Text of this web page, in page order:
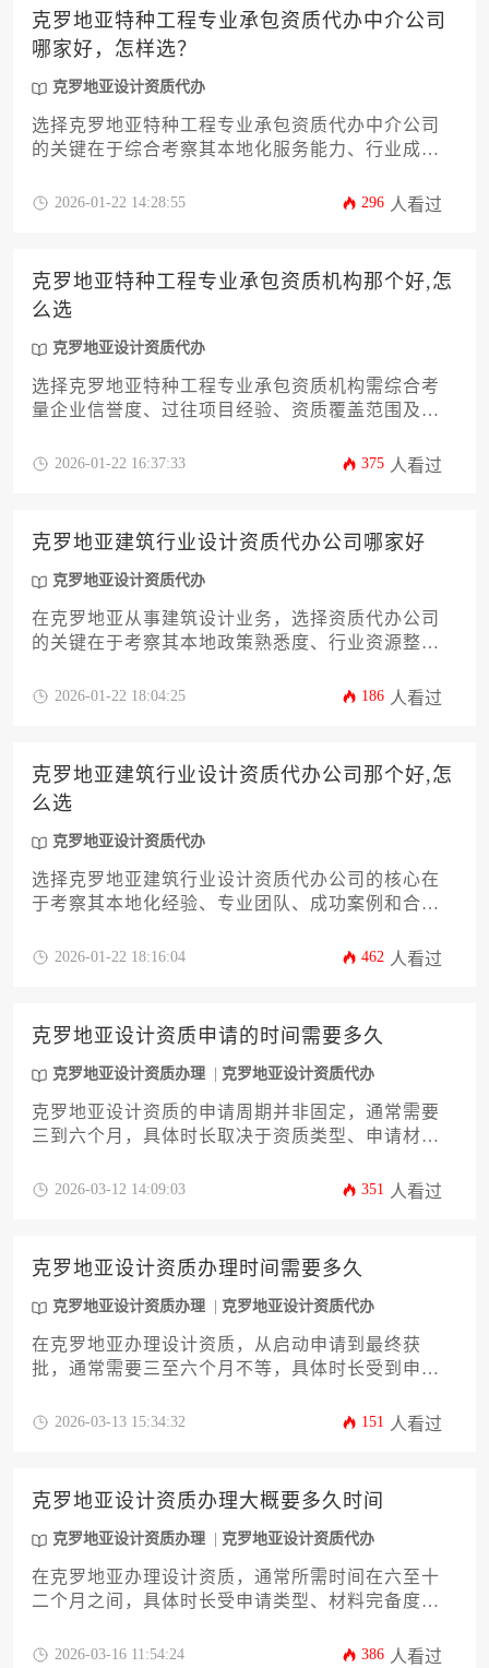
高效合规的设计资质代办目标。
克罗地亚特种工程专业承包资质代办中介公司
哪家好，怎样选？
克罗地亚设计资质代办
选择克罗地亚特种工程专业承包资质代办中介公司
的关键在于综合考察其本地化服务能力、行业成功
绩、专家团队配置及客户反馈来筛选靠谱合作伙
2026-01-22 14:28:55 296 人看过
克罗地亚特种工程专业承包资质机构那个好,怎
么选
克罗地亚设计资质代办
选择克罗地亚特种工程专业承包资质机构需综合考
量企业信誉度、过往项目经验、资质覆盖范围及本
察、案例验证等方式筛选，并注意将克罗地亚设计
2026-01-22 16:37:33 375 人看过
克罗地亚建筑行业设计资质代办公司哪家好
克罗地亚设计资质代办
在克罗地亚从事建筑设计业务，选择资质代办公司
的关键在于考察其本地政策熟悉度、行业资源整合
业合规风险与时间成本。
2026-01-22 18:04:25 186 人看过
克罗地亚建筑行业设计资质代办公司那个好,怎
么选
克罗地亚设计资质代办
选择克罗地亚建筑行业设计资质代办公司的核心在
于考察其本地化经验、专业团队、成功案例和合规
且能高效完成资质申请的专业机构。
2026-01-22 18:16:04 462 人看过
克罗地亚设计资质申请的时间需要多久
克罗地亚设计资质办理 克罗地亚设计资质代办
克罗地亚设计资质的申请周期并非固定，通常需要
三到六个月，具体时长取决于资质类型、申请材料
克罗地亚开展设计业务的企业或个人而言，提前了
2026-03-12 14:09:03 351 人看过
克罗地亚设计资质办理时间需要多久
克罗地亚设计资质办理 克罗地亚设计资质代办
在克罗地亚办理设计资质，从启动申请到最终获
批，通常需要三至六个月不等，具体时长受到申请
办机构等多重因素的综合影响。
2026-03-13 15:34:32 151 人看过
克罗地亚设计资质办理大概要多久时间
克罗地亚设计资质办理 克罗地亚设计资质代办
在克罗地亚办理设计资质，通常所需时间在六至十
二个月之间，具体时长受申请类型、材料完备度、
响。这是一个涉及法律、行政与技术评估的综合性
2026-03-16 11:54:24 386 人看过